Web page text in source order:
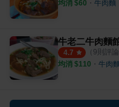
均消 $60 ・ 牛肉麵
牛老二牛肉麵
4.7 （ 9則評論
均消 $110 ・ 牛肉麵